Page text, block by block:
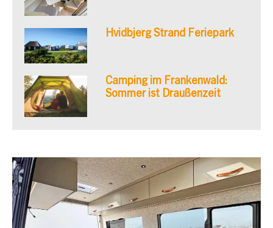
Hvidbjerg Strand Feriepark
Camping im Frankenwald:
Sommer ist Draußenzeit